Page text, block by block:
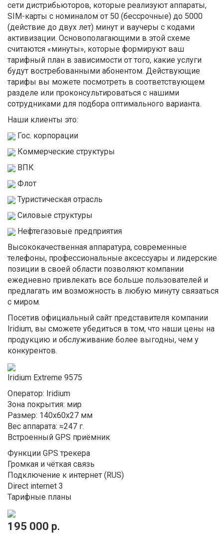
сети дистрибьюторов, которые реализуют аппараты,
SIM-карты с номиналом от 50 (бессрочные) до 5000
(действие до двух лет) минут и ваучеры с кодами
активизации. Основополагающими в этой схеме
считаются «минуты», которые формируют ваш
тарифный план в зависимости от того, какие услуги
будут востребованными абонентом. Действующие
тарифы вы можете посмотреть в соответствующем
разделе или проконсультироваться с нашими
сотрудниками для подбора оптимального варианта.
Наши клиенты это:
Гос. корпорации
Коммерческие структуры
ВПК
Флот
Туристическая отрасль
Силовые структуры
Нефтегазовые предприятия
Высококачественная аппаратура, современные
телефоны, профессиональные аксессуары и лидерские
позиции в своей области позволяют компании
ежедневно привлекать все больше пользователей и
предлагать им возможность в любую минуту связаться
с миром.
Посетив официальный сайт представителя компании
Iridium, вы сможете убедиться в том, что наши цены на
продукцию и обслуживание более выгодны, чем у
конкурентов.
Iridium Extreme 9575
Оператор: Iridium
Зона покрытия: мир
Размер: 140x60x27 мм
Вес аппарата: ≈247 г.
Встроенный GPS приёмник
Функции GPS трекера
Громкая и чёткая связь
Подключение к интернет (RUS)
Direct internet 3
Тарифные планы
195 000 р.